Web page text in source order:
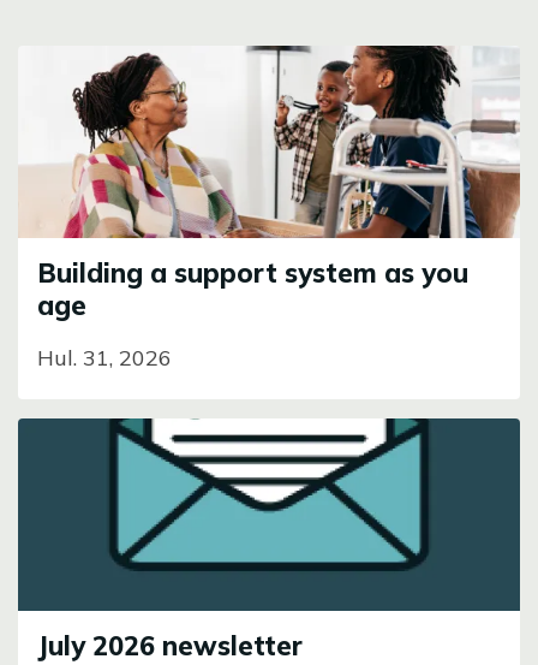
Building a support system as you
age
Hul. 31, 2026
July 2026 newsletter